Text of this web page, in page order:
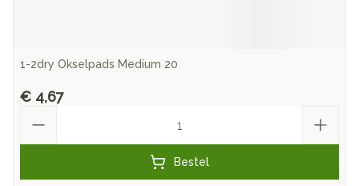
1-2dry Okselpads Medium 20
€ 4,67
Bestel